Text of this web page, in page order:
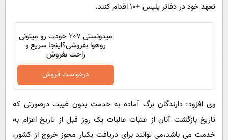
تعهد خود در دفاتر پلیس +۱۰ اقدام کنند.
میدونستی 207 خودت رو میتونی
روهوا بفروشی؟اینجا سریع و
راحت بفروش
درخواست فروش
وی افزود: دارندگان برگ آماده به خدمت بدون غیبت درصورتی که
تاریخ بازگشت آنان از عتبات عالیات یک روز قبل از تاریخ اعزام به
خدمت می باشد،می توانند برای دریافت یکبار مجوز خروج از کشور،